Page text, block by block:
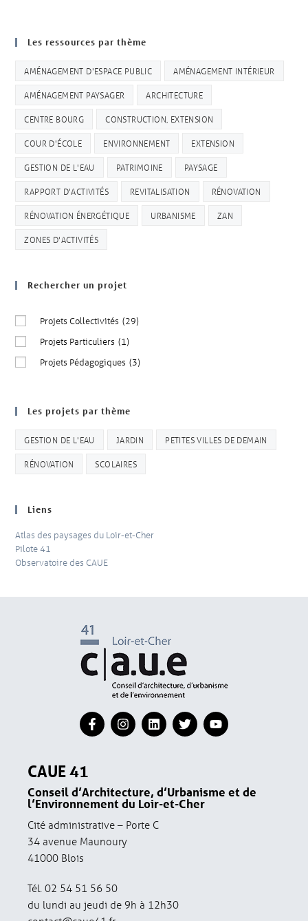
Les ressources par thème
AMÉNAGEMENT D'ESPACE PUBLIC AMÉNAGEMENT INTÉRIEUR
AMÉNAGEMENT PAYSAGER ARCHITECTURE
CENTRE BOURG CONSTRUCTION, EXTENSION
COUR D'ÉCOLE ENVIRONNEMENT EXTENSION
GESTION DE L'EAU PATRIMOINE PAYSAGE
RAPPORT D'ACTIVITÉS REVITALISATION RÉNOVATION
RÉNOVATION ÉNERGÉTIQUE URBANISME ZAN
ZONES D'ACTIVITÉS
Rechercher un projet
Projets Collectivités (29)
Projets Particuliers (1)
Projets Pédagogiques (3)
Les projets par thème
GESTION DE L'EAU JARDIN PETITES VILLES DE DEMAIN
RÉNOVATION SCOLAIRES
Liens
Atlas des paysages du Loir-et-Cher
Pilote 41
Observatoire des CAUE
CAUE 41
Conseil d’Architecture, d’Urbanisme et de
l’Environnement du Loir-et-Cher
Cité administrative – Porte C
34 avenue Maunoury
41000 Blois
Tél. 02 54 51 56 50
du lundi au jeudi de 9h à 12h30